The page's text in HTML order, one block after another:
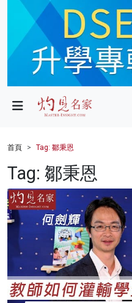
政局
財經
健康
商業
科技
影片
名家榜
首頁 Tag: 鄒秉恩
Tag: 鄒秉恩